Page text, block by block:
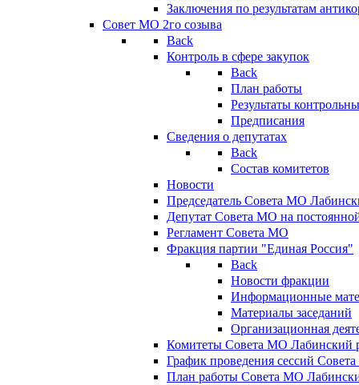
Заключения по результатам
Совет МО 2го созыва
Back
Контроль в сфере закупок
Back
План работы
Результаты
Предписания
Сведения о депутатах
Back
Состав комитетов
Новости
Председатель Совета МО
Депутат Совета МО на
Регламент Совета МО
Фракция партии "Единая Россия"
Back
Новости фракции
Информационные
Материалы заседаний
Организационная
Комитеты Совета МО Лабинский
График проведения сессий
План работы Совета МО